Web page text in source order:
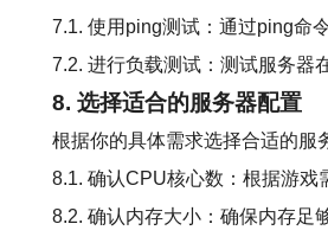
7.1. 使用ping测试：通过ping命
7.2. 进行负载测试：测试服务器
8. 选择适合的服务器配置
根据你的具体需求选择合适的服
8.1. 确认CPU核心数：根据游戏
8.2. 确认内存大小：确保内存足